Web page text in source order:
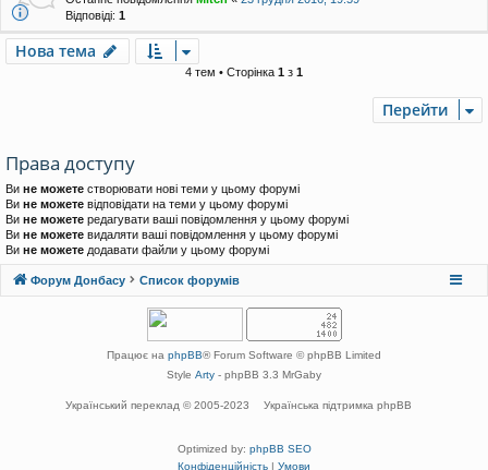
Відповіді: 1
Нова тема
4 тем • Сторінка 1 з 1
Перейти
Права доступу
Ви не можете створювати нові теми у цьому форумі
Ви не можете відповідати на теми у цьому форумі
Ви не можете редагувати ваші повідомлення у цьому форумі
Ви не можете видаляти ваші повідомлення у цьому форумі
Ви не можете додавати файли у цьому форумі
Форум Донбасу Список форумів
Працює на phpBB® Forum Software © phpBB Limited
Style Arty - phpBB 3.3 MrGaby
Український переклад © 2005-2023 Українська підтримка phpBB
Optimized by: phpBB SEO
Конфіденційність | Умови